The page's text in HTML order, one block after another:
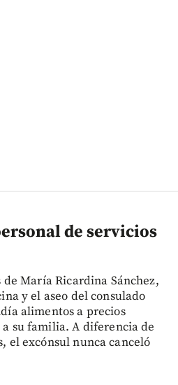
de servicios
María Ricardina Sánchez,
y el aseo del consulado
alimentos a precios
su familia. A diferencia de
el excónsul nunca canceló